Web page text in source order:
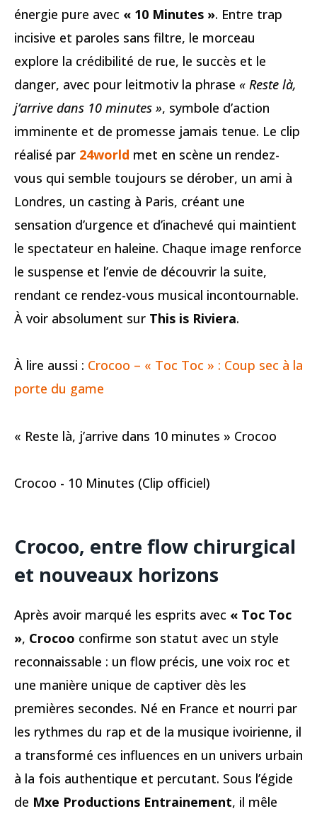
énergie pure avec « 10 Minutes ». Entre trap
incisive et paroles sans filtre, le morceau
explore la crédibilité de rue, le succès et le
danger, avec pour leitmotiv la phrase « Reste là,
j’arrive dans 10 minutes », symbole d’action
imminente et de promesse jamais tenue. Le clip
réalisé par 24world met en scène un rendez-
vous qui semble toujours se dérober, un ami à
Londres, un casting à Paris, créant une
sensation d’urgence et d’inachevé qui maintient
le spectateur en haleine. Chaque image renforce
le suspense et l’envie de découvrir la suite,
rendant ce rendez-vous musical incontournable.
À voir absolument sur This is Riviera.
À lire aussi : Crocoo – « Toc Toc » : Coup sec à la
porte du game
« Reste là, j’arrive dans 10 minutes » Crocoo
Crocoo - 10 Minutes (Clip officiel)
Crocoo, entre flow chirurgical
et nouveaux horizons
Après avoir marqué les esprits avec « Toc Toc
», Crocoo confirme son statut avec un style
reconnaissable : un flow précis, une voix roc et
une manière unique de captiver dès les
premières secondes. Né en France et nourri par
les rythmes du rap et de la musique ivoirienne, il
a transformé ces influences en un univers urbain
à la fois authentique et percutant. Sous l’égide
de Mxe Productions Entrainement, il mêle